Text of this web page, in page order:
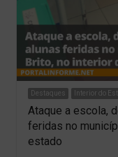
Destaques Interior do
Ataque a escola,
feridas no
estado